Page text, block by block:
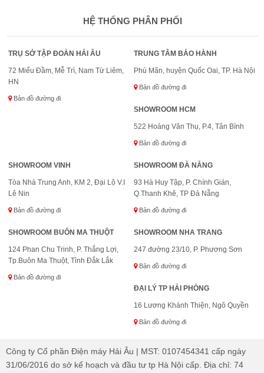
HỆ THỐNG PHÂN PHỐI
TRỤ SỞ TẬP ĐOÀN HẢI ÂU
72 Miếu Đầm, Mễ Trì, Nam Từ Liêm,
HN
Bản đồ đường đi
TRUNG TÂM BẢO HÀNH
Phú Mãn, huyện Quốc Oai, TP. Hà Nội
Bản đồ đường đi
SHOWROOM HCM
522 Hoàng Văn Thụ, P.4, Tân Bình
Bản đồ đường đi
SHOWROOM VINH
Tòa Nhà Trung Anh, KM 2, Đại Lộ V.I
Lê Nin
Bản đồ đường đi
SHOWROOM ĐÀ NẴNG
93 Hà Huy Tập, P. Chính Gián,
Q.Thanh Khê, TP Đà Nẵng
Bản đồ đường đi
SHOWROOM BUÔN MA THUỘT
124 Phan Chu Trinh, P. Thắng Lợi,
Tp.Buôn Ma Thuột, Tỉnh Đắk Lắk
Bản đồ đường đi
SHOWROOM NHA TRANG
247 đường 23/10, P. Phương Sơn
Bản đồ đường đi
ĐẠI LÝ TP HẢI PHÒNG
16 Lương Khánh Thiện, Ngô Quyền
Bản đồ đường đi
Công ty Cổ phần Điện máy Hải Âu | MST: 0107454341 cấp ngày
31/06/2016 do sở kế hoạch và đầu tư tp Hà Nội cấp. Địa chỉ: 74